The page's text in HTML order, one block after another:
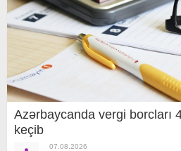
Azərbaycanda vergi borcları
keçib
07.08.2026